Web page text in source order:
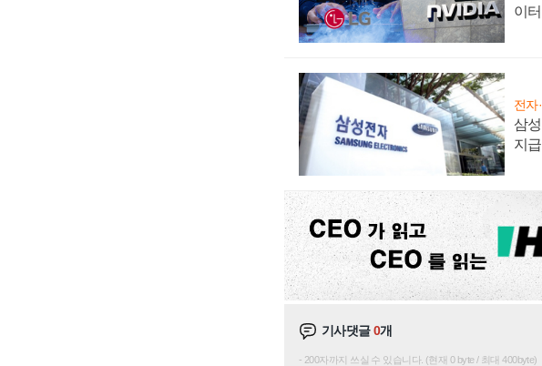
이
전자
삼
지급
기사댓글0개
200자까지 쓰실 수 있습니다. (현재 0 byte / 최대 400byte)